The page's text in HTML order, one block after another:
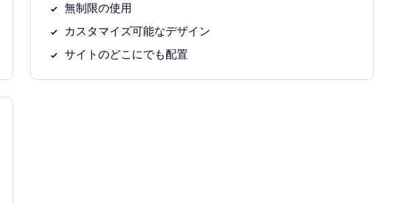
無制限の使用
カスタマイズ可能なデザイン
サイトのどこにでも配置